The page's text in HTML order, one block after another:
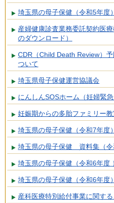
埼玉県の母子保健（令和5年度
産婦健康診査業務委託契約医
のダウンロード）
CDR（Child Death Review）
ついて
埼玉県母子保健運営協議会
にんしんSOSホーム（妊婦緊急
妊娠期からの多胎ファミリー教
埼玉県の母子保健（令和7年度
埼玉県の母子保健 資料集（令
埼玉県の母子保健（令和6年度
埼玉県の母子保健（令和6年度
産科医療特別給付事業に関す